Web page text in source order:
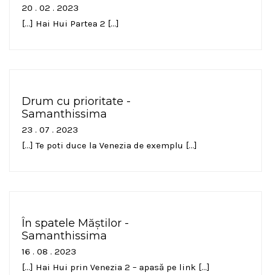
20 . 02 . 2023
[…] Hai Hui Partea 2 […]
Drum cu prioritate -
Samanthissima
23 . 07 . 2023
[…] Te poti duce la Venezia de exemplu […]
În spatele Măștilor -
Samanthissima
16 . 08 . 2023
[…] Hai Hui prin Venezia 2 – apasă pe link […]